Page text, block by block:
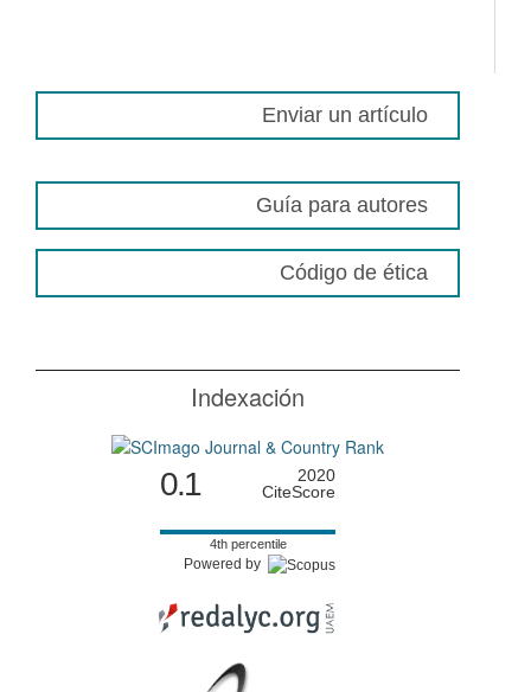
Enviar un artículo
Guía para autores
Código de ética
Indexación
0.1
2020
CiteScore
4th percentile
Powered by